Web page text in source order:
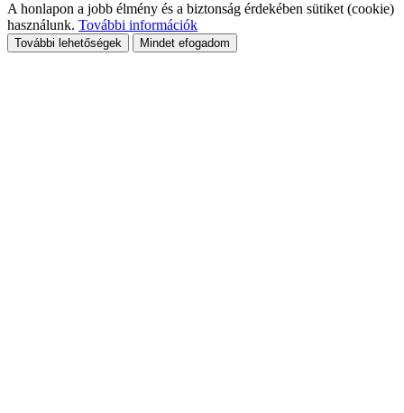
A honlapon a jobb élmény és a biztonság érdekében sütiket (cookie)
használunk. További információk
További lehetőségek Mindet efogadom